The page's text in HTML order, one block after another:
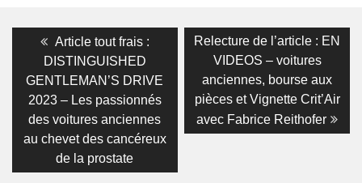
Navigation
l’article
Previous
post:
Article tout frais :
DISTINGUISHED
GENTLEMAN’S DRIVE
2023 – Les passionnés
des voitures anciennes
au chevet des cancéreux
de la prostate
Next
post:
Relecture de l’article : EN
VIDEOS – voitures
anciennes, bourse aux
pièces et Vignette Crit’Air
avec Fabrice Reithofer